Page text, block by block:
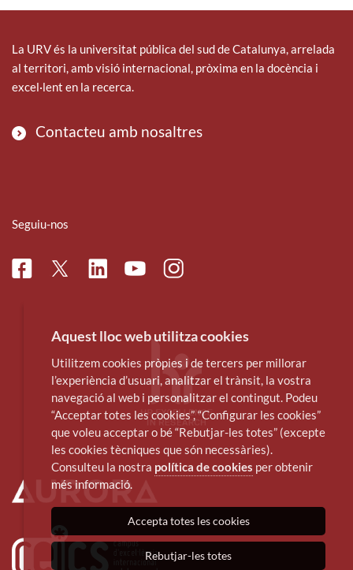
La URV és la universitat pública del sud de Catalunya, arrelada
al territori, amb visió internacional, pròxima en la docència i
excel·lent en la recerca.
Contacteu amb nosaltres
Seguiu-nos
FacebookTwitterLinkedinYoutubeInstagram
Aquest lloc web utilitza cookies
Utilitzem cookies pròpies i de tercers per millorar
l’experiència d’usuari, analitzar el trànsit, la vostra
navegació al web i personalitzar el contingut. Podeu
“Acceptar totes les cookies”, “Configurar les cookies”
que voleu acceptar o bé “Rebutjar-les totes” (excepte
les cookies tècniques que són necessàries).
Consulteu la nostra política de cookies per obtenir
més informació.
Accepta totes les cookies
Rebutjar-les totes